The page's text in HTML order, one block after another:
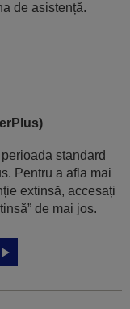
de asistență.
standard
Pentru a afla mai
extinsă, accesați
de mai jos.